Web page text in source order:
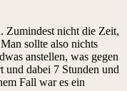
Zumindest nicht die Zeit,
sollte also nichts
anstellen, was gegen
und dabei 7 Stunden und
Fall war es ein